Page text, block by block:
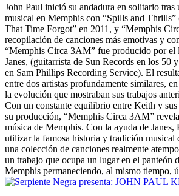
John Paul inició su andadura en solitario
musical en Memphis con “Spills and
That Time Forgot” en 2011, y “Memphis
recopilación de canciones más emotivas y
“Memphis Circa 3AM” fue producido por el
Janes, (guitarrista de Sun Records en los 50
en Sam Phillips Recording Service). El
entre dos artistas profundamente similares,
la evolución que mostraban sus trabajos
Con un constante equilibrio entre Keith y sus
su producción, “Memphis Circa 3AM”
música de Memphis. Con la ayuda de
utilizar la famosa historia y tradición musical
una colección de canciones realmente
un trabajo que ocupa un lugar en el panteón
Memphis permaneciendo, al mismo tiempo,